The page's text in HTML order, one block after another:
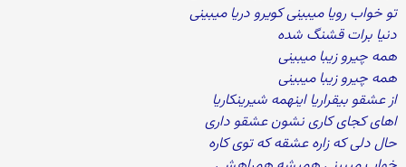
تو خواب رویا میبینی کویرو دریا میبینی
دنیا برات قشنگ شده
همه چیرو زیبا میبینی
همه چیرو زیبا میبینی
از عشقو بیقراریا اینهمه شیرینکاریا
اهای کجای کاری نشون عشقو داری
حال دلی که زاره عشقه که توی کاره